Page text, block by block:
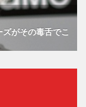
がその毒舌でこ